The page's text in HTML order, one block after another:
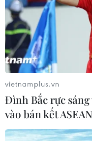
vietnamplus.vn
Đình Bắc rực
vào bán kết